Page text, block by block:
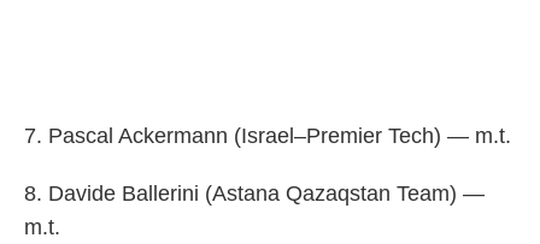
7. Pascal Ackermann (Israel–Premier Tech) — m.t.
8. Davide Ballerini (Astana Qazaqstan Team) —
m.t.